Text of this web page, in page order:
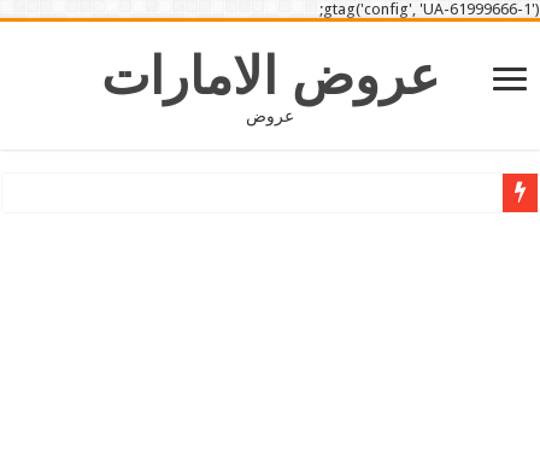
gtag('config', 'UA-61999666-1');
عروض الامارات
عروض